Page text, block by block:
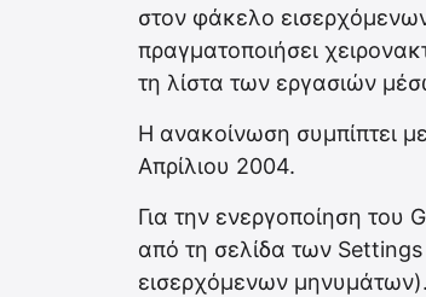
στον φάκελο
πραγματοποιήσει
τη λίστα των εργασιών
Η ανακοίνωση συμπίπτει
Απρίλιου 2004.
Για την ενεργοποίηση του
από τη σελίδα των
εισερχόμενων μηνυμάτων).